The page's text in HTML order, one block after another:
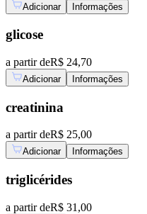
Adicionar Informações
glicose
a partir deR$ 24,70
Adicionar Informações
creatinina
a partir deR$ 25,00
Adicionar Informações
triglicérides
a partir deR$ 31,00